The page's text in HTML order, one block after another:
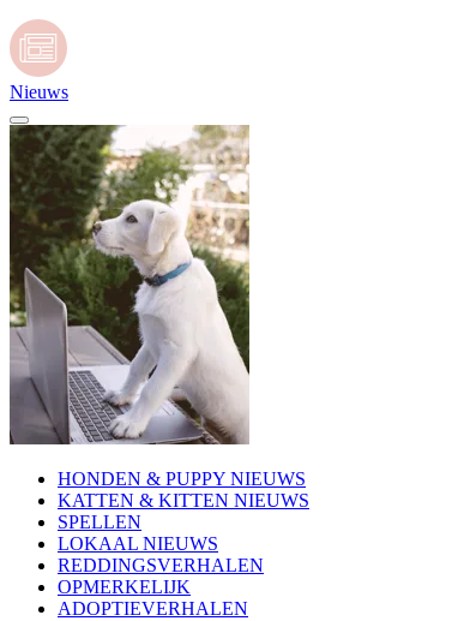
Nieuws
HONDEN & PUPPY NIEUWS
KATTEN & KITTEN NIEUWS
SPELLEN
LOKAAL NIEUWS
REDDINGSVERHALEN
OPMERKELIJK
ADOPTIEVERHALEN